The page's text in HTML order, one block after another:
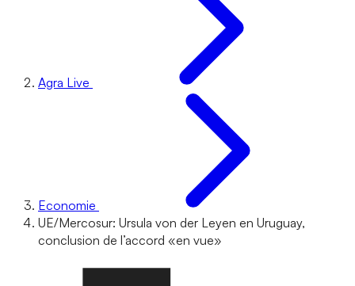
Agra Live
Economie
UE/Mercosur: Ursula von der Leyen en Uruguay,
conclusion de l’accord «en vue»